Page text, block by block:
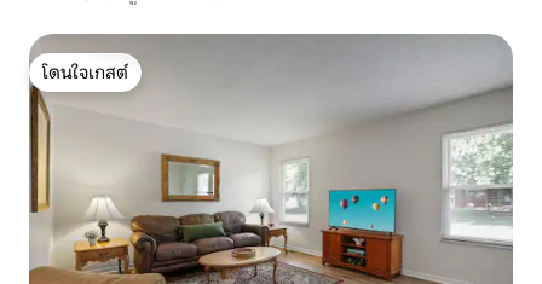
โดนใจเกสต์
โดนใจเกสต์